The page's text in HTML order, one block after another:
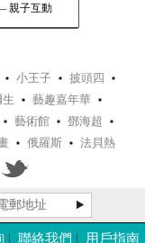
親子互動
小王子
披頭四
生
藝趣嘉年華
藝術館
鄧海超
俄羅斯
法貝熱
聯絡我們 用戶指南